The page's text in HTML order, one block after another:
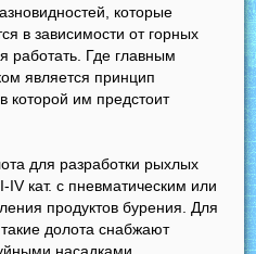
которые
в зависимости от горных
работать. Где главным
является принцип
которой им предстоит
для разработки рыхлых
кат. с пневматическим или
продуктов бурения. Для
долота снабжают